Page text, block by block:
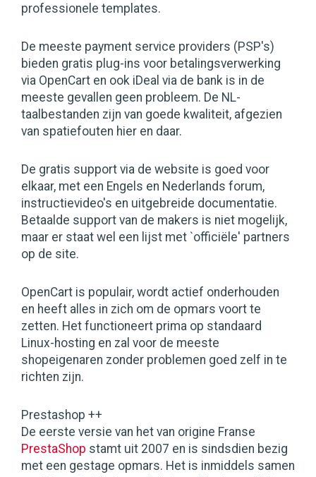
professionele templates.
De meeste payment service providers (PSP's)
bieden gratis plug-ins voor betalingsverwerking
via OpenCart en ook iDeal via de bank is in de
meeste gevallen geen probleem. De NL-
taalbestanden zijn van goede kwaliteit, afgezien
van spatiefouten hier en daar.
De gratis support via de website is goed voor
elkaar, met een Engels en Nederlands forum,
instructievideo's en uitgebreide documentatie.
Betaalde support van de makers is niet mogelijk,
maar er staat wel een lijst met `officiële' partners
op de site.
OpenCart is populair, wordt actief onderhouden
en heeft alles in zich om de opmars voort te
zetten. Het functioneert prima op standaard
Linux-hosting en zal voor de meeste
shopeigenaren zonder problemen goed zelf in te
richten zijn.
Prestashop ++
De eerste versie van het van origine Franse
PrestaShop stamt uit 2007 en is sindsdien bezig
met een gestage opmars. Het is inmiddels samen